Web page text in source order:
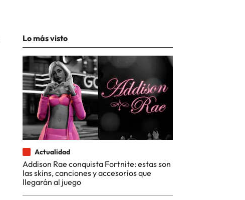
Lo más visto
Actualidad
Addison Rae conquista Fortnite: estas son
las skins, canciones y accesorios que
llegarán al juego